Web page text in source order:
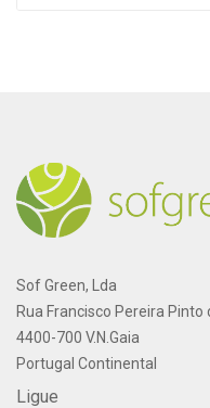
Sof Green, Lda
Rua Francisco Pereira Pinto
4400-700 V.N.Gaia
Portugal Continental
Ligue